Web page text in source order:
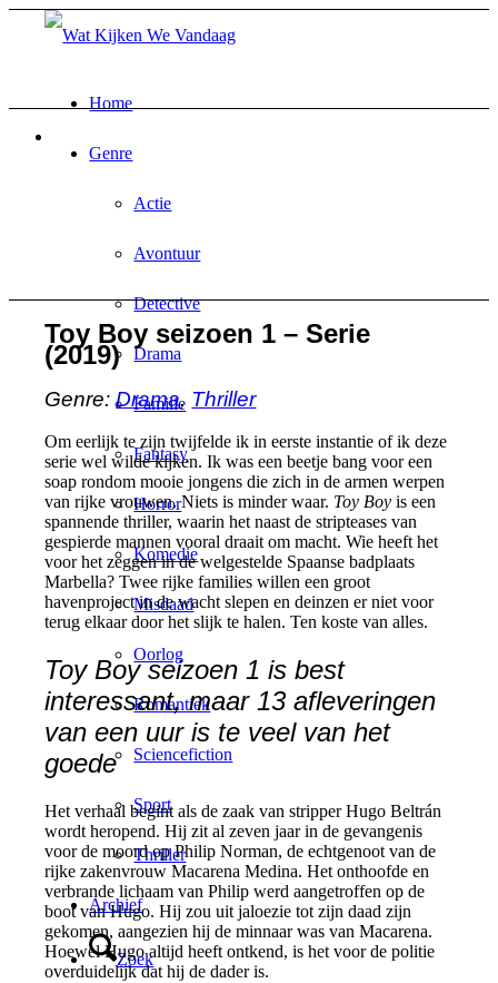
Home
Genre
Actie
Avontuur
Detective
Drama
Familie
Fantasy
Horror
Komedie
Misdaad
Oorlog
Romantiek
Sciencefiction
Sport
Thriller
Archief
Zoek
Toy Boy seizoen 1 – Serie
(2019)
Genre:Drama, Thriller
Om eerlijk te zijn twijfelde ik in eerste instantie of ik deze
serie wel wilde kijken. Ik was een beetje bang voor een
soap rondom mooie jongens die zich in de armen werpen
van rijke vrouwen. Niets is minder waar. Toy Boy is een
spannende thriller, waarin het naast de stripteases van
gespierde mannen vooral draait om macht. Wie heeft het
voor het zeggen in de welgestelde Spaanse badplaats
Marbella? Twee rijke families willen een groot
havenproject in de wacht slepen en deinzen er niet voor
terug elkaar door het slijk te halen. Ten koste van alles.
Toy Boy seizoen 1 is best
interessant, maar 13 afleveringen
van een uur is te veel van het
goede
Het verhaal begint als de zaak van stripper Hugo Beltrán
wordt heropend. Hij zit al zeven jaar in de gevangenis
voor de moord op Philip Norman, de echtgenoot van de
rijke zakenvrouw Macarena Medina. Het onthoofde en
verbrande lichaam van Philip werd aangetroffen op de
boot van Hugo. Hij zou uit jaloezie tot zijn daad zijn
gekomen, aangezien hij de minnaar was van Macarena.
Hoewel Hugo altijd heeft ontkend, is het voor de politie
overduidelijk dat hij de dader is.